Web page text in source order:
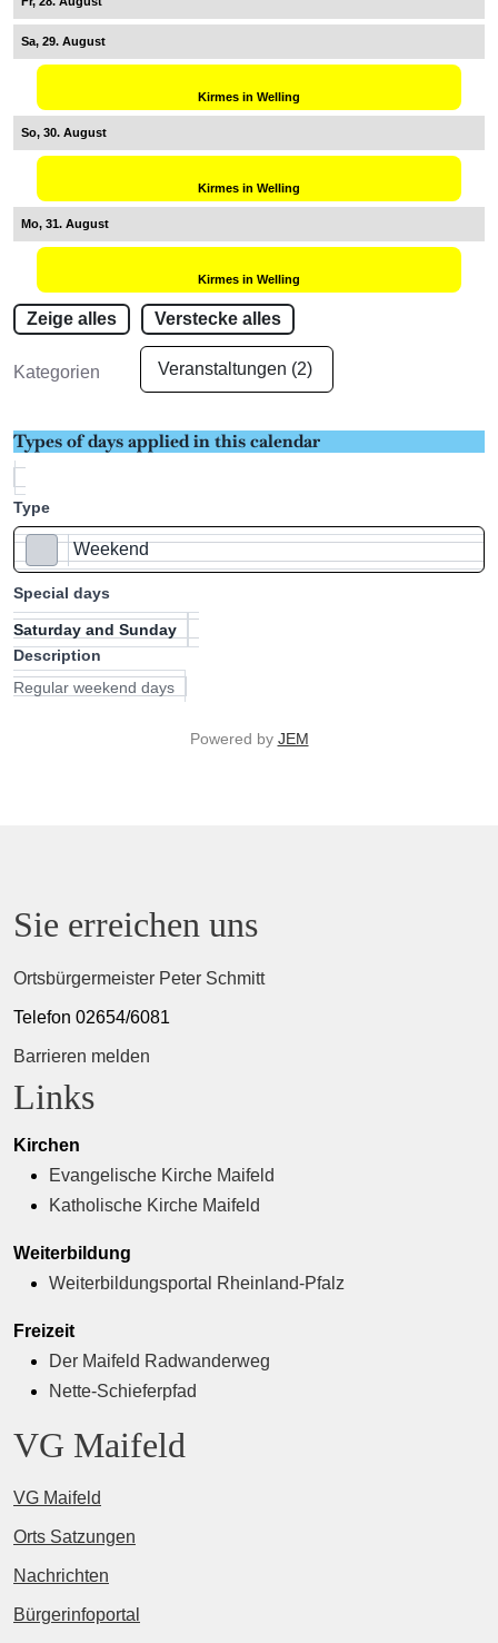
29
Kirmes in Welling
30
Kirmes in Welling
31
Kirmes in Welling
Zeige alles Verstecke alles
Kategorien Veranstaltungen (2)
Types of days applied in this calendar
Weekend
#d1d5db
Saturday and Sunday
Regular weekend days
Powered by JEM
Sie erreichen uns
Ortsbürgermeister Peter Schmitt
Telefon 02654/6081
Barrieren melden
Links
Kirchen
Evangelische Kirche Maifeld
Katholische Kirche Maifeld
Weiterbildung
Weiterbildungsportal Rheinland-Pfalz
Freizeit
Der Maifeld Radwanderweg
Nette-Schieferpfad
VG Maifeld
VG Maifeld
Orts Satzungen
Nachrichten
Bürgerinfoportal